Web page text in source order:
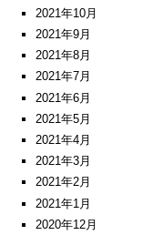
2021年10月
2021年9月
2021年8月
2021年7月
2021年6月
2021年5月
2021年4月
2021年3月
2021年2月
2021年1月
2020年12月